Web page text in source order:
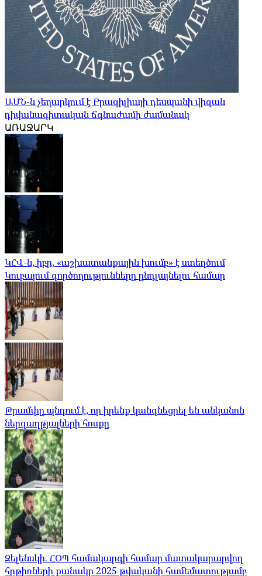
ԱՄՆ-ն չեղարկում է Բրազիլիայի դեսպանի վիզան
դիվանագիտական ​​ճգնաժամի ժամանակ
ԱՌԱՋԱՐԿ
ԿՀՎ-ն, իբր, «աշխատանքային խումբ» է ստեղծում
Կուբայում գործողությունները ընդլայնելու համար
Թրամփը պնդում է, որ իրենք կանգնեցրել են անկանոն
ներգաղթյալների հոսքը
Զելենսկի. ՀՕՊ համակարգի համար մատակարարվող
հրթիռների քանակը 2025 թվականի համեմատությամբ